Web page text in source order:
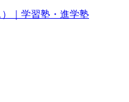
｜学習塾・進学塾